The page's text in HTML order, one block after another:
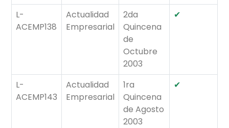
L-
ACEMP138
Actualidad
Empresarial
2da
Quincena
de
Octubre
2003
✔
L-
ACEMP143
Actualidad
Empresarial
1ra
Quincena
de Agosto
2003
✔